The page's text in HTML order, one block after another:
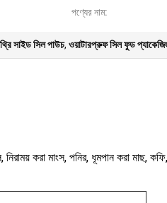
পণ্যের নাম:
সাইড সিল পাউচ, ওয়াটারপ্রুফ সিল ফুড প্যাকেজিং
নিরাময় করা মাংস, পনির, ধূমপান করা মাছ,